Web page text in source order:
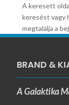
A keresett
keresést vagy
megtalálja a
BRAND &
A Galaktika